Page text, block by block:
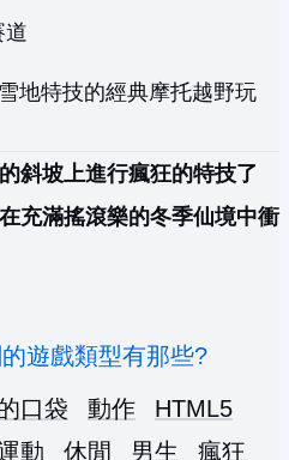
道
地特技的經典摩托越野玩
斜坡上進行瘋狂的特技了
充滿搖滾樂的冬季仙境中衝
遊戲類型有那些?
口袋 動作
HTML5
動 休閒 男生
瘋狂